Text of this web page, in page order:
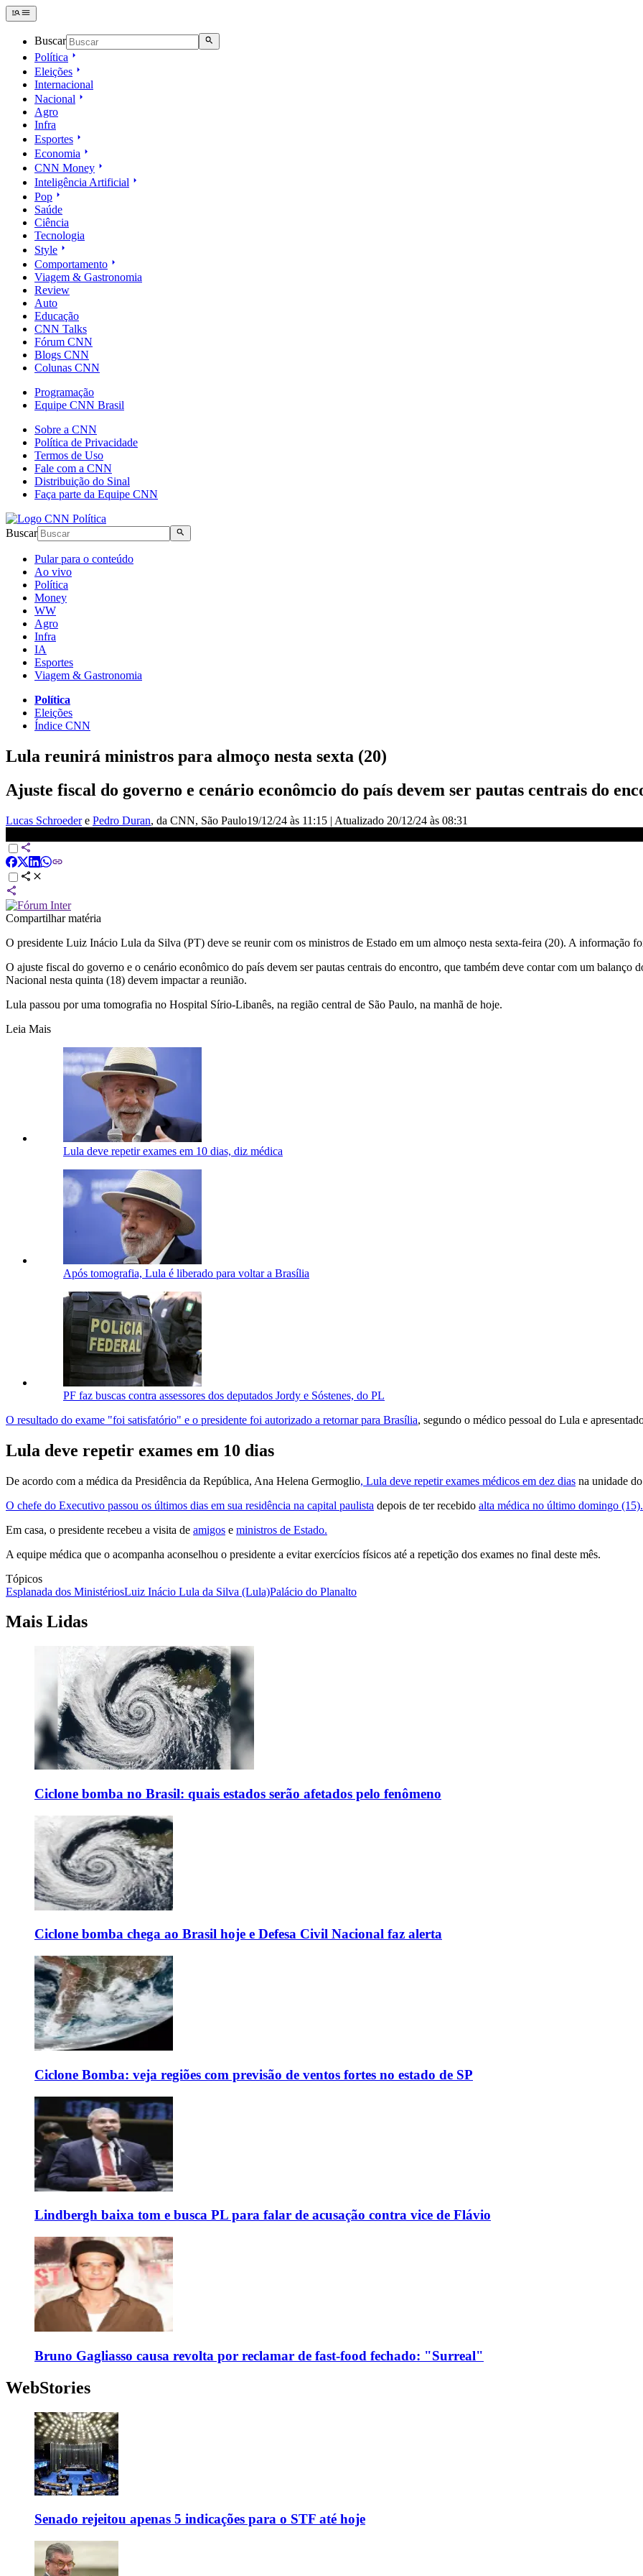
Buscar
Política
Eleições
Internacional
Nacional
Agro
Infra
Esportes
Economia
CNN Money
Inteligência Artificial
Pop
Saúde
Ciência
Tecnologia
Style
Comportamento
Viagem & Gastronomia
Review
Auto
Educação
CNN Talks
Fórum CNN
Blogs CNN
Colunas CNN
Programação
Equipe CNN Brasil
Sobre a CNN
Política de Privacidade
Termos de Uso
Fale com a CNN
Distribuição do Sinal
Faça parte da Equipe CNN
Buscar
Pular para o conteúdo
Ao vivo
Política
Money
WW
Agro
Infra
IA
Esportes
Viagem & Gastronomia
Política
Eleições
Índice CNN
Lula reunirá ministros para almoço nesta sexta (20)
Ajuste fiscal do governo e cenário econômcio do país devem ser pautas centrais do
Lucas Schroedere Pedro Duran, da CNN, São Paulo19/12/24 às 11:15 | Atualizado 20/12/24 às 08:31
Compartilhar matéria
O presidente Luiz Inácio Lula da Silva (PT) deve se reunir com os ministros de Estado em um almoço nesta sexta-feira (20). A informação
O ajuste fiscal do governo e o cenário econômico do país devem ser pautas centrais do encontro, que também deve contar com um balanço
Nacional nesta quinta (18) devem impactar a reunião.
Lula passou por uma tomografia no Hospital Sírio-Libanês, na região central de São Paulo, na manhã de hoje.
Leia Mais
Lula deve repetir exames em 10 dias, diz médica
Após tomografia, Lula é liberado para voltar a Brasília
PF faz buscas contra assessores dos deputados Jordy e Sóstenes, do PL
O resultado do exame "foi satisfatório" e o presidente foi autorizado a retornar para Brasília, segundo o médico pessoal do Lula e
Lula deve repetir exames em 10 dias
De acordo com a médica da Presidência da República, Ana Helena Germoglio, Lula deve repetir exames médicos em dez dias na unidade
O chefe do Executivo passou os últimos dias em sua residência na capital paulista depois de ter recebido alta médica no último domingo (15).
Em casa, o presidente recebeu a visita de amigos e ministros de Estado.
A equipe médica que o acompanha aconselhou o presidente a evitar exercícios físicos até a repetição dos exames no final deste mês.
Tópicos
Esplanada dos MinistériosLuiz Inácio Lula da Silva (Lula)Palácio do Planalto
Mais Lidas
Ciclone bomba no Brasil: quais estados serão afetados pelo fenômeno
Ciclone bomba chega ao Brasil hoje e Defesa Civil Nacional faz alerta
Ciclone Bomba: veja regiões com previsão de ventos fortes no estado de SP
Lindbergh baixa tom e busca PL para falar de acusação contra vice de Flávio
Bruno Gagliasso causa revolta por reclamar de fast-food fechado: "Surreal"
WebStories
Senado rejeitou apenas 5 indicações para o STF até hoje